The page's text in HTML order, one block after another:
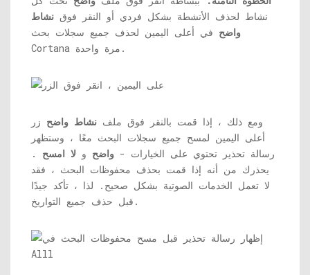
نشاط لحذف الأنشطة بشكل فردي أو النقر فوق نشاط
واضح في أعلى اليمين لحذف جميع سجلات بحث
Cortana مرة واحدة.
ومع ذلك ، إذا قمت بالنقر فوق ملف نشاط واضح زر
أعلى اليمين لمسح جميع سجلات البحث معًا ، وستظهر
رسالة تحذير تحتوي على الخيارات - واضح و لا امسح .
يحذرك من أنه إذا قمت بحذف محفوظات البحث ، فقد
لا تعمل الخدمات الصوتية بشكل صحيح. لذا ، تأكد جيدًا
قبل حذف جميع التواريخ.